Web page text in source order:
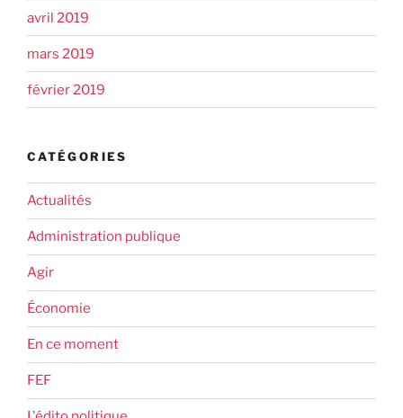
avril 2019
mars 2019
février 2019
CATÉGORIES
Actualités
Administration publique
Agir
Économie
En ce moment
FEF